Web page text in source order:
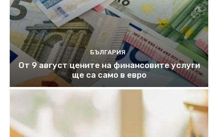
БЪЛГАРИЯ
От 9 август цените на финансовите услуги
ще са само в евро